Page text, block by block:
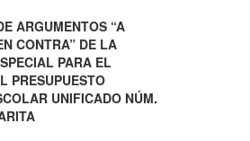
ARGUMENTOS “A
CONTRA” DE LA
PARA EL
PRESUPUESTO
UNIFICADO NÚM.